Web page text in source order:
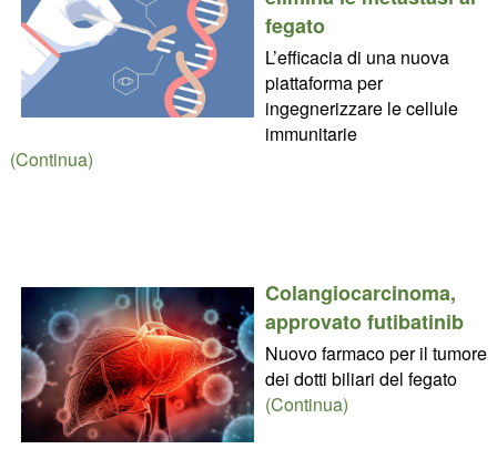
fegato
L’efficacia di una nuova
piattaforma per
ingegnerizzare le cellule
immunitarie
(Continua)
Colangiocarcinoma,
approvato futibatinib
Nuovo farmaco per il tumore
dei dotti biliari del fegato
(Continua)